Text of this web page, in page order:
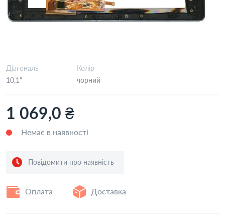
Діагональ
10,1"
Колір
чорний
1 069,0 ₴
Немає в наявності
Повідомити про наявність
Оплата Доставка